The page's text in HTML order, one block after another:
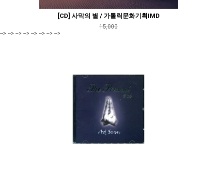
[CD] 사막의 별 / 가톨릭문화기획IMD
15,000
--> --> --> --> --> --> --> -->